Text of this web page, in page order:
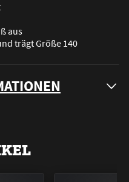
aus
trägt Größe 140